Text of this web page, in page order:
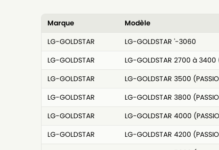
Marque
Modèle
LG-GOLDSTAR
LG-GOLDSTAR '-3060
LG-GOLDSTAR
LG-GOLDSTAR 2700 à 3400
LG-GOLDSTAR
LG-GOLDSTAR 3500
LG-GOLDSTAR
LG-GOLDSTAR 3800
LG-GOLDSTAR
LG-GOLDSTAR 4000
LG-GOLDSTAR
LG-GOLDSTAR 4200